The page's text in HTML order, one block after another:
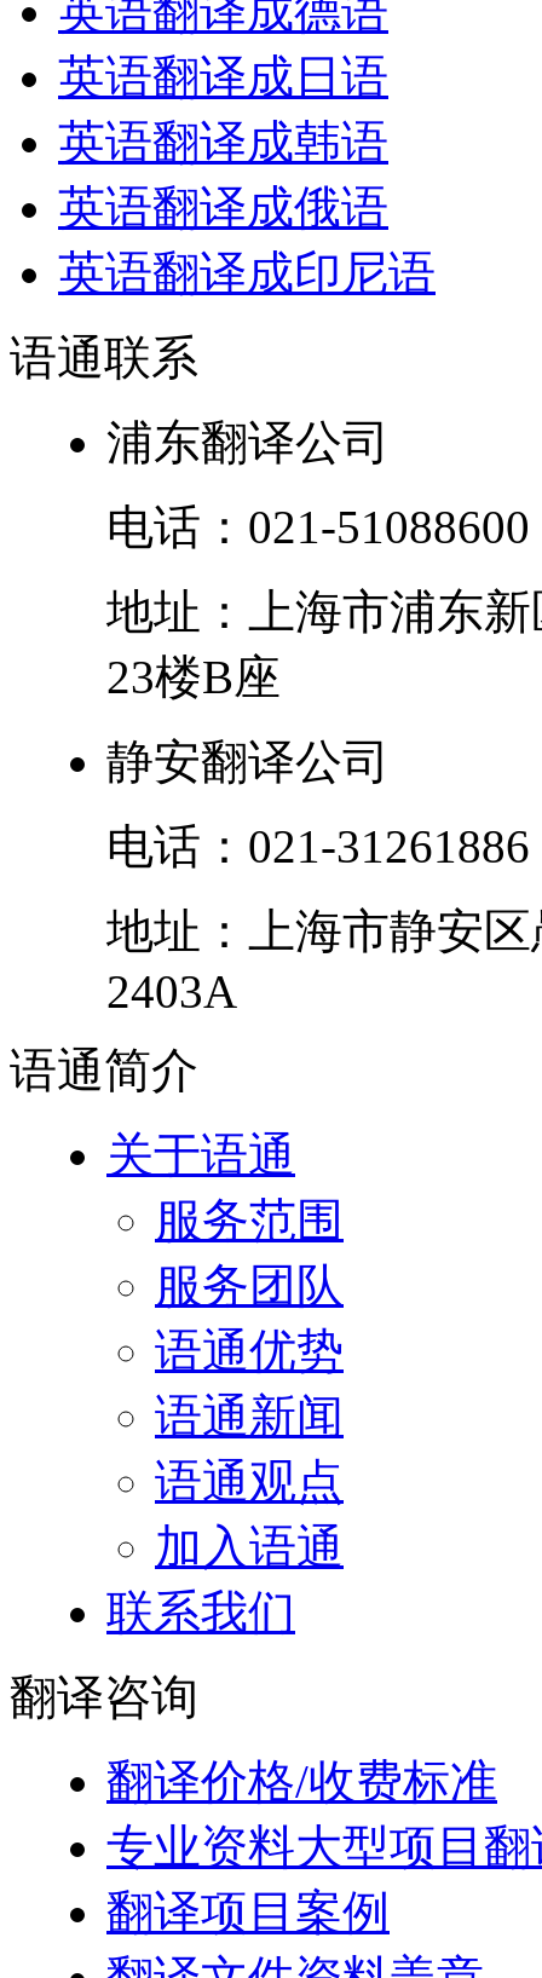
英语翻译成德语
英语翻译成日语
英语翻译成韩语
英语翻译成俄语
英语翻译成印尼语
语通联系
浦东翻译公司
电话： 021-51088600
地址：
上海市浦东新
23楼B座
静安翻译公司
电话： 021-31261886
地址：
上海市静安区
2403A
语通简介
关于语通
服务范围
服务团队
语通优势
语通新闻
语通观点
加入语通
联系我们
翻译咨询
翻译价格/收费标准
专业资料大型项目翻
翻译项目案例